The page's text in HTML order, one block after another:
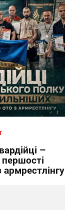
–
першості